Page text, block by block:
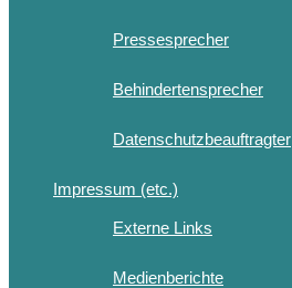
Pressesprecher
Behindertensprecher
Datenschutzbeauftragter
Impressum (etc.)
Externe Links
Medienberichte